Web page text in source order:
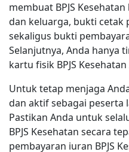
membuat BPJS
dan keluarga, bukti cetak
sekaligus bukti
Selanjutnya, Anda hanya
kartu fisik BPJS
Untuk tetap menjaga
dan aktif sebagai peserta
Pastikan Anda untuk
BPJS Kesehatan secara
pembayaran iuran BPJS